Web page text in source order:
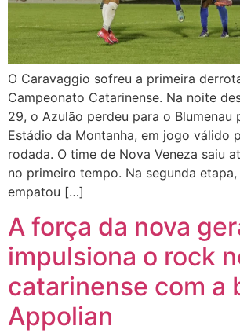
O Caravaggio sofreu a primeira
Campeonato Catarinense. Na noite
29, o Azulão perdeu para o Blumenau
Estádio da Montanha, em jogo válido
rodada. O time de Nova Veneza saiu
no primeiro tempo. Na segunda
empatou […]
A força da nova
impulsiona o rock
catarinense com a
Appolian